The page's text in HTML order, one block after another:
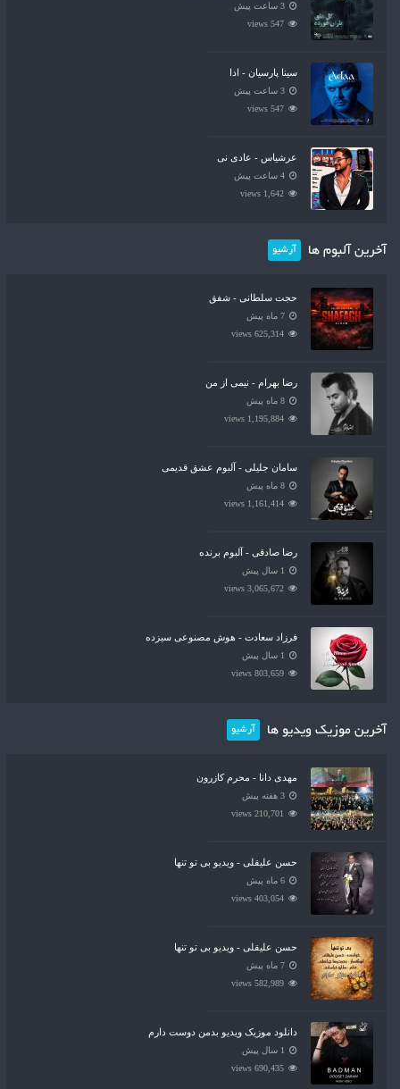
3 ساعت پیش
547 views
سینا پارسیان - ادا
3 ساعت پیش
547 views
عرشیاس - عادی نی
4 ساعت پیش
1,642 views
آخرین آلبوم ها آرشیو
حجت سلطانی - شفق
7 ماه پیش
625,314 views
رضا بهرام - نیمی از من
8 ماه پیش
1,195,884 views
سامان جلیلی - آلبوم عشق قدیمی
8 ماه پیش
1,161,414 views
رضا صادقی - آلبوم برنده
1 سال پیش
3,065,672 views
فرزاد سعادت - هوش مصنوعی سیزده
1 سال پیش
803,659 views
آخرین موزیک ویدیو ها آرشیو
مهدی دانا - محرم کازرون
3 هفته پیش
210,701 views
حسن علیقلی - ویدیو بی تو تنها
6 ماه پیش
403,054 views
حسن علیقلی - ویدیو بی تو تنها
7 ماه پیش
582,989 views
دانلود موزیک ویدیو بدمن دوست دارم
1 سال پیش
690,435 views